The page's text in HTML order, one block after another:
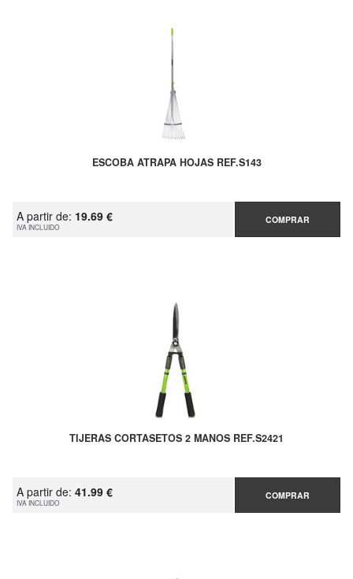
ESCOBA ATRAPA HOJAS REF.S143
A partir de: 19.69 €
IVA INCLUIDO
COMPRAR
TIJERAS CORTASETOS 2 MANOS REF.S2421
A partir de: 41.99 €
IVA INCLUIDO
COMPRAR